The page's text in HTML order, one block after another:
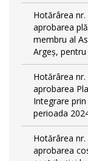
Hotărârea
aprobarea
membru al
Argeș,
Hotărârea
aprobarea
Integrare
perioada
Hotărârea
aprobarea